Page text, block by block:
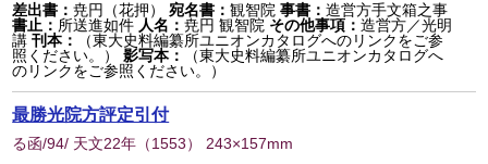
差出書：尭円（花押） 宛名書：観智院 事書：造営方手文箱之事
書止： 所送進如件 人名：尭円 観智院 その他事項：造営方／光明
講 刊本：
（東大史料編纂所ユニオンカタログへのリンクをご参
照ください。）
影写本：
（東大史料編纂所ユニオンカタログへ
のリンクをご参照ください。）
最勝光院方評定引付
る函/94/ 天文22年 （1553） 243×157mm